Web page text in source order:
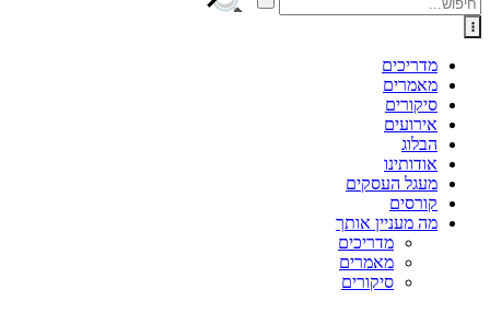
מדריכים
מאמרים
סיקורים
אירועים
הבלוג
אודותינו
מעגל העסקים
קורסים
מה מעניין אותך
מדריכים
מאמרים
סיקורים